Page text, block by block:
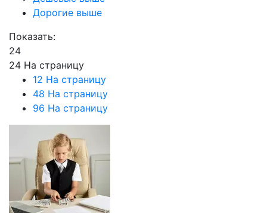
Дорогие выше
Показать:
24
24 На страницу
12 На страницу
48 На страницу
96 На страницу